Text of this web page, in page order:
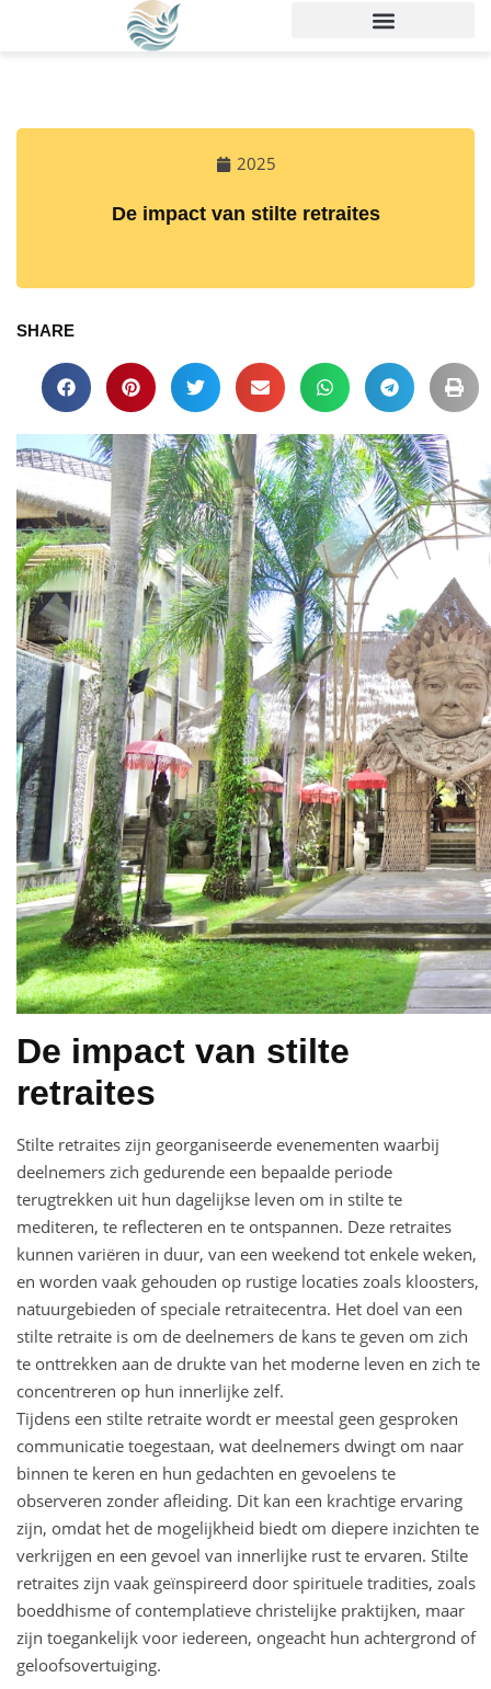
2025
De impact van stilte retraites
SHARE
De impact van stilte
retraites
Stilte retraites zijn georganiseerde evenementen waarbij
deelnemers zich gedurende een bepaalde periode
terugtrekken uit hun dagelijkse leven om in stilte te
mediteren, te reflecteren en te ontspannen. Deze retraites
kunnen variëren in duur, van een weekend tot enkele weken,
en worden vaak gehouden op rustige locaties zoals kloosters,
natuurgebieden of speciale retraitecentra. Het doel van een
stilte retraite is om de deelnemers de kans te geven om zich
te onttrekken aan de drukte van het moderne leven en zich te
concentreren op hun innerlijke zelf.
Tijdens een stilte retraite wordt er meestal geen gesproken
communicatie toegestaan, wat deelnemers dwingt om naar
binnen te keren en hun gedachten en gevoelens te
observeren zonder afleiding. Dit kan een krachtige ervaring
zijn, omdat het de mogelijkheid biedt om diepere inzichten te
verkrijgen en een gevoel van innerlijke rust te ervaren. Stilte
retraites zijn vaak geïnspireerd door spirituele tradities, zoals
boeddhisme of contemplatieve christelijke praktijken, maar
zijn toegankelijk voor iedereen, ongeacht hun achtergrond of
geloofsovertuiging.